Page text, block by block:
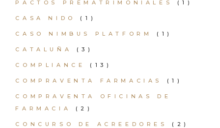
PACTOS PREMATRIMONIALES
(1)
CASA NIDO (1)
CASO NIMBUS PLATFORM (1)
CATALUÑA (3)
COMPLIANCE (13)
COMPRAVENTA FARMACIAS (1)
COMPRAVENTA OFICINAS DE
FARMACIA
(2)
CONCURSO DE ACREEDORES (2)